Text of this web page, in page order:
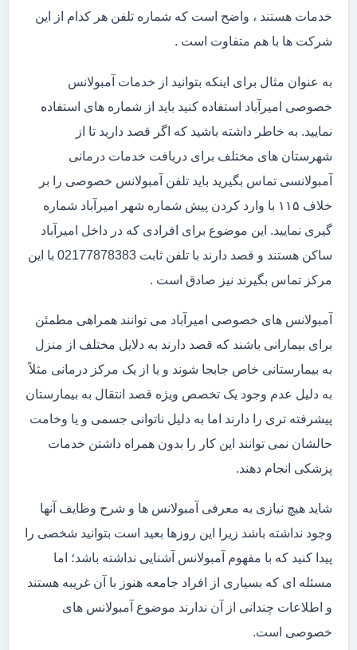
خدمات هستند ، واضح است که شماره تلفن هر کدام از این
شرکت ها با هم متفاوت است .
به عنوان مثال برای اینکه بتوانید از خدمات آمبولانس
خصوصی امیرآباد استفاده کنید باید از شماره های استفاده
نمایید. به خاطر داشته باشید که اگر قصد دارید تا از
شهرستان های مختلف برای دریافت خدمات درمانی
آمبولانسی تماس بگیرید باید تلفن آمبولانس خصوصی را بر
خلاف ۱۱۵ با وارد کردن پیش شماره شهر امیرآباد شماره
گیری نمایید. این موضوع برای افرادی که در داخل امیرآباد
ساکن هستند و قصد دارند با تلفن ثابت 02177878383 با این
مرکز تماس بگیرند نیز صادق است .
آمبولانس های خصوصی امیرآباد می توانند همراهی مطمئن
برای بیمارانی باشند که قصد دارند به دلایل مختلف از منزل
به بیمارستانی خاص جابجا شوند و یا از یک مرکز درمانی مثلاً
به دلیل عدم وجود یک تخصص ویژه قصد انتقال به بیمارستان
پیشرفته تری را دارند اما به دلیل ناتوانی جسمی و یا وخامت
حالشان نمی توانند این کار را بدون همراه داشتن خدمات
پزشکی انجام دهند.
شاید هیچ نیازی به معرفی آمبولانس ها و شرح وظایف آنها
وجود نداشته باشد زیرا این روزها بعید است بتوانید شخصی را
پیدا کنید که با مفهوم آمبولانس آشنایی نداشته باشد؛ اما
مسئله ای که بسیاری از افراد جامعه هنوز با آن غریبه هستند
و اطلاعات چندانی از آن ندارند موضوع آمبولانس های
خصوصی است.